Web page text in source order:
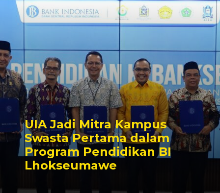
UIA Jadi Mitra Kampus
Swasta Pertama dalam
Program Pendidikan BI
Lhokseumawe